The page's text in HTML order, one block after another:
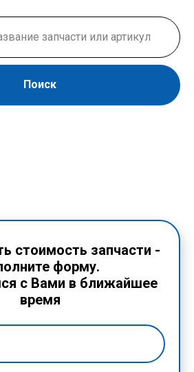
Поиск
стоимость запчасти -
форму.
с Вами в ближайшее
время